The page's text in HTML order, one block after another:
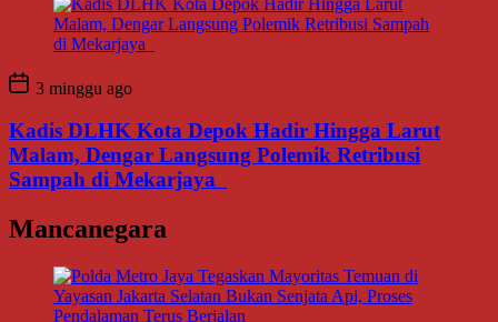
3 minggu ago
Kadis DLHK Kota Depok Hadir Hingga Larut
Malam, Dengar Langsung Polemik Retribusi
Sampah di Mekarjaya
Mancanegara